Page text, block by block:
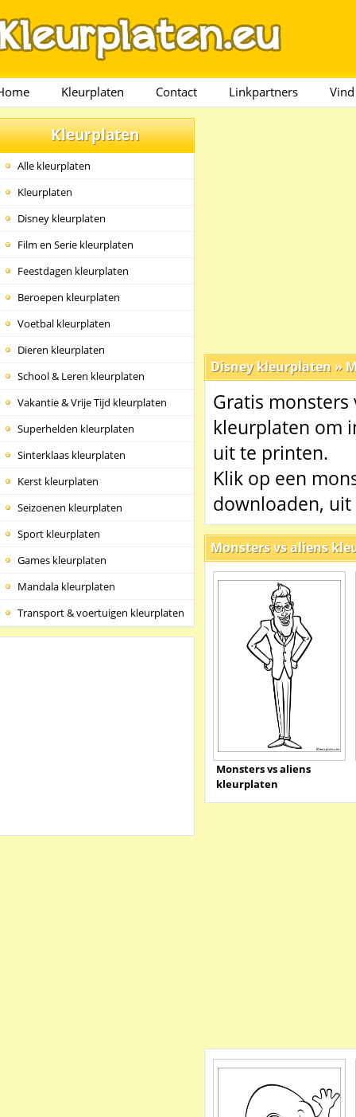
Kleurplaten Contact Linkpartners
Kleurplaten
Alle kleurplaten
Kleurplaten
Disney kleurplaten
Film en Serie kleurplaten
Feestdagen kleurplaten
Beroepen kleurplaten
Voetbal kleurplaten
Dieren kleurplaten
School & Leren kleurplaten
Vakantie & Vrije Tijd kleurplaten
Superhelden kleurplaten
Sinterklaas kleurplaten
Kerst kleurplaten
Seizoenen kleurplaten
Sport kleurplaten
Games kleurplaten
Mandala kleurplaten
Transport & voertuigen kleurplaten
Disney kleurplaten »
Gratis
kleurplaten om
uit te printen.
Klik op een
downloaden,
Monsters vs aliens
Monsters vs aliens
kleurplaten